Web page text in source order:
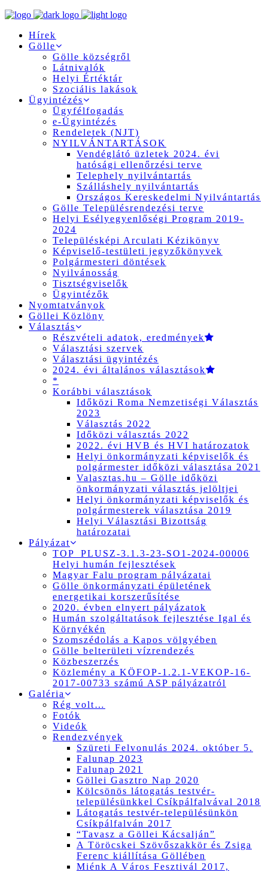
Hírek
Gölle
Gölle községről
Látnivalók
Helyi Értéktár
Szociális lakások
Ügyintézés
Ügyfélfogadás
e-Ügyintézés
Rendeletek (NJT)
NYILVÁNTARTÁSOK
Vendéglátó üzletek 2024. évi
hatósági ellenőrzési terve
Telephely nyilvántartás
Szálláshely nyilvántartás
Országos Kereskedelmi Nyilvántartás
Gölle Településrendezési terve
Helyi Esélyegyenlőségi Program 2019-
2024
Településképi Arculati Kézikönyv
Képviselő-testületi jegyzőkönyvek
Polgármesteri döntések
Nyilvánosság
Tisztségviselők
Ügyintézők
Nyomtatványok
Göllei Közlöny
Választás
Részvételi adatok, eredmények
Választási szervek
Választási ügyintézés
2024. évi általános választások
*
Korábbi választások
Időközi Roma Nemzetiségi Választás
2023
Választás 2022
Időközi választás 2022
2022. évi HVB és HVI határozatok
Helyi önkormányzati képviselők és
polgármester időközi választása 2021
Valasztas.hu – Gölle időközi
önkormányzati választás jelöltjei
Helyi önkormányzati képviselők és
polgármesterek választása 2019
Helyi Választási Bizottság
határozatai
Pályázat
TOP_PLUSZ-3.1.3-23-SO1-2024-00006
Helyi humán fejlesztések
Magyar Falu program pályázatai
Gölle önkormányzati épületének
energetikai korszerűsítése
2020. évben elnyert pályázatok
Humán szolgáltatások fejlesztése Igal és
Környékén
Szomszédolás a Kapos völgyében
Gölle belterületi vízrendezés
Közbeszerzés
Közlemény a KÖFOP-1.2.1-VEKOP-16-
2017-00733 számú ASP pályázatról
Galéria
Rég volt…
Fotók
Videók
Rendezvények
Szüreti Felvonulás 2024. október 5.
Falunap 2023
Falunap 2021
Göllei Gasztro Nap 2020
Kölcsönös látogatás testvér-
településünkkel Csíkpálfalvával 2018
Látogatás testvér-településünkön
Csíkpálfalván 2017
“Tavasz a Göllei Kácsalján”
A Töröcskei Szövőszakkör és Zsiga
Ferenc kiállítása Göllében
Miénk A Város Fesztivál 2017,